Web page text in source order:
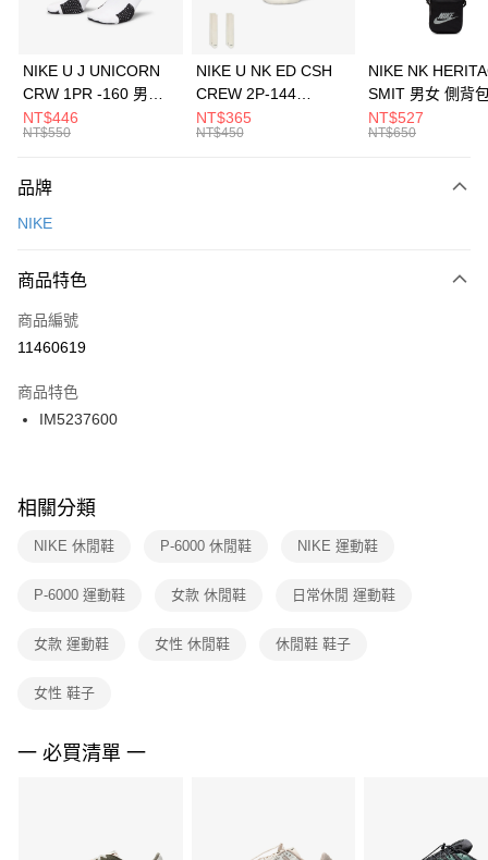
上海商業儲蓄銀行
元大商業銀行
台灣樂天信用卡公司
Apple Pay
全盈+PAY
AFTEE先享後付
【關於「AFTEE先享後付」】
便利好安心！
３．安心：先確認商品／服務後，再付款。
【「AFTEE先享後付」結帳流程】
１．於結帳方式選擇「AFTEE先享後付」後，將跳轉至「AFTEE先享後付」
２．訂單成立數日內，您將收到繳費通知簡訊。
３．收到繳費通知簡訊後14天內，點擊此簡訊中的連結，可透過四大超商／
ATM／網路銀行／等多元方式進行付款，方視為交易完成。
※ 交易是否成功請以「AFTEE先享後付 」之結帳頁面顯示為準，若有關於
是否繳費成功／繳費後需取消欲退款等相關疑問，請聯繫「AFTEE先享後付
客戶支援中心」
https://netprotections.freshdesk.com/support/home
１．透過由恩沛科技股份有限公司提供之「AFTEE先享後付」服務完成之交
權轉讓予恩沛科技股份有限公司。
３．未成年的使用者請事先徵得法定代理人或監護人之同意方可使用
４．使用「AFTEE先享後付」時，將依據個別帳號之用戶狀況，依本公司即
運送方式
每筆NT$100，滿NT$1,500(含以上)免運費
宅配
每筆NT$100，滿NT$1,500(含以上)免運費
付款後門市自取
每筆NT$100，滿NT$1,500(含以上)免運費
NIKE U J UNICORN
CRW 1PR -160 男女
中統襪 FZ3393100
NT$446
NT$550
NIKE U NK ED CSH
CREW 2P-144
EMBRDY 男女 短統襪
FZ3073133
NT$365
NT$450
NIKE NK
SMIT 男女 側背
BA5871010
NT$527
NT$650
品牌
NIKE
商品特色
商品編號
11460619
商品特色
IM5237600
相關分類
NIKE 休閒鞋 P-6000 休閒鞋 NIKE 運動鞋
P-6000 運動鞋 女款 休閒鞋 日常休閒 運動鞋
女款 運動鞋 女性 休閒鞋 休閒鞋 鞋子
女性 鞋子
一 必買清單 一